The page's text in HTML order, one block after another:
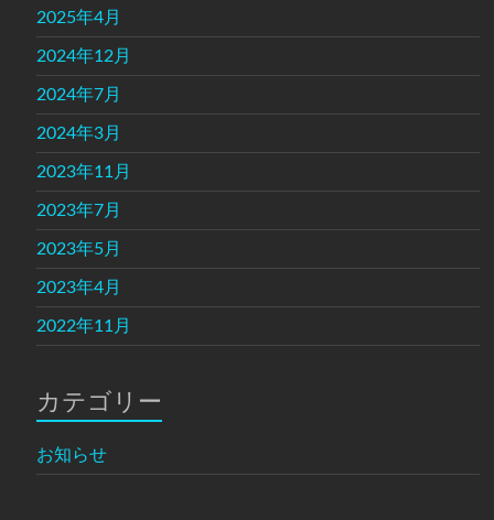
2025年4月
2024年12月
2024年7月
2024年3月
2023年11月
2023年7月
2023年5月
2023年4月
2022年11月
カテゴリー
お知らせ